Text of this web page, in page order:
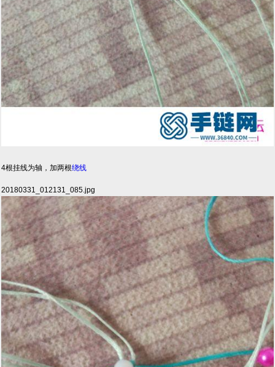
4根挂线为轴，加两根绕线
20180331_012131_085.jpg